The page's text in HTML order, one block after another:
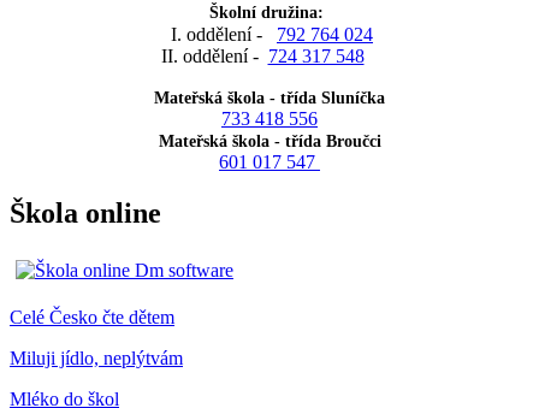
Školní družina:
I. oddělení - 792 764 024
II. oddělení - 724 317 548
Mateřská škola - třída Sluníčka
733 418 556
Mateřská škola - třída Broučci
601 017 547
Škola online
Celé Česko čte dětem
Miluji jídlo, neplýtvám
Mléko do škol